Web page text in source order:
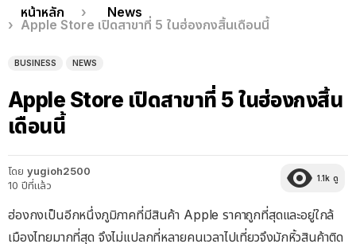
เรื่อง
ล่าสุด
คุณอยู่ที่นี่:
หน้าหลัก
News
Apple Store เปิดสาขาที่ 5 ในฮ่องกงสิ้นเดือนนี้
BUSINESS NEWS
Apple Store เปิดสาขาที่ 5 ในฮ่องกงสิ้น
เดือนนี้
โดย yugioh2500
10 ปีที่แล้ว
1.1k ดู
ฮ่องกงเป็นอีกหนึ่งภูมิภาคที่มีสินค้า Apple ราคาถูกที่สุดและอยู่ใกล้
เมืองไทยมากที่สุด จึงไม่แปลกที่หลายคนเวลาไปเที่ยวจึงมักหิ้วสินค้าติด